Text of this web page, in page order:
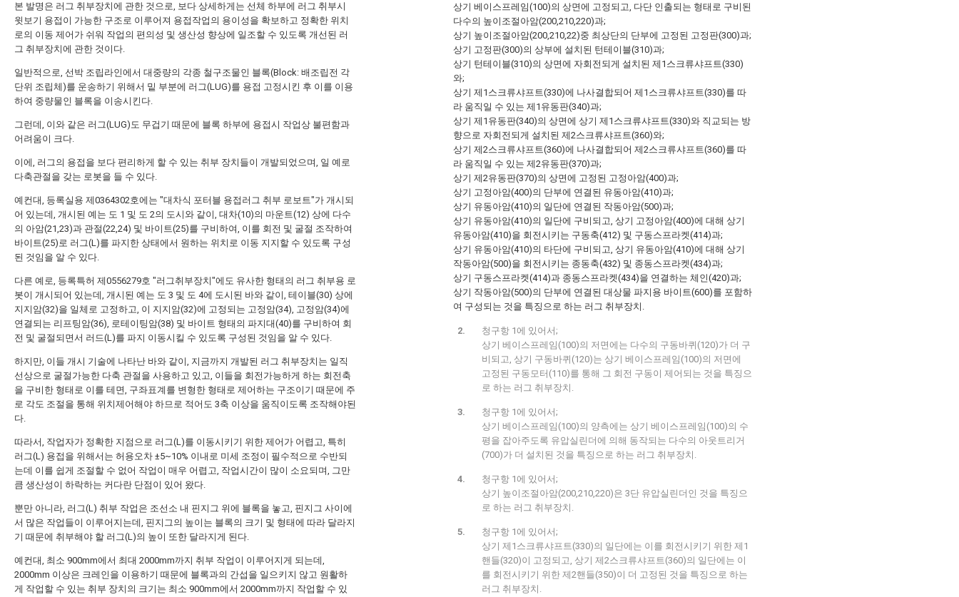
본 발명은 러그 취부장치에 관한 것으로, 보다 상세하게는 선체 하부에 러그 취부시
윗보기 용접이 가능한 구조로 이루어져 용접작업의 용이성을 확보하고 정확한 위치
로의 이동 제어가 쉬워 작업의 편의성 및 생산성 향상에 일조할 수 있도록 개선된 러
그 취부장치에 관한 것이다.
일반적으로, 선박 조립라인에서 대중량의 각종 철구조물인 블록(Block: 배조립전 각
단위 조립체)를 운송하기 위해서 밑 부분에 러그(LUG)를 용접 고정시킨 후 이를 이용
하여 중량물인 블록을 이송시킨다.
그런데, 이와 같은 러그(LUG)도 무겁기 때문에 블록 하부에 용접시 작업상 불편함과
어려움이 크다.
이에, 러그의 용접을 보다 편리하게 할 수 있는 취부 장치들이 개발되었으며, 일 예로
다축관절을 갖는 로봇을 들 수 있다.
예컨대, 등록실용 제0364302호에는 "대차식 포터블 용접러그 취부 로보트"가 개시되
어 있는데, 개시된 예는 도 1 및 도 2의 도시와 같이, 대차(10)의 마운트(12) 상에 다수
의 아암(21,23)과 관절(22,24) 및 바이트(25)를 구비하여, 이를 회전 및 굴절 조작하여
바이트(25)로 러그(L)를 파지한 상태에서 원하는 위치로 이동 지지할 수 있도록 구성
된 것임을 알 수 있다.
다른 예로, 등록특허 제0556279호 "러그취부장치"에도 유사한 형태의 러그 취부용 로
봇이 개시되어 있는데, 개시된 예는 도 3 및 도 4에 도시된 바와 같이, 테이블(30) 상에
지지암(32)을 일체로 고정하고, 이 지지암(32)에 고정되는 고정암(34), 고정암(34)에
연결되는 리프팅암(36), 로테이팅암(38) 및 바이트 형태의 파지대(40)를 구비하여 회
전 및 굴절되면서 러드(L)를 파지 이동시킬 수 있도록 구성된 것임을 알 수 있다.
하지만, 이들 개시 기술에 나타난 바와 같이, 지금까지 개발된 러그 취부장치는 일직
선상으로 굴절가능한 다축 관절을 사용하고 있고, 이들을 회전가능하게 하는 회전축
을 구비한 형태로 이를 테면, 구좌표계를 변형한 형태로 제어하는 구조이기 때문에 주
로 각도 조절을 통해 위치제어해야 하므로 적어도 3축 이상을 움직이도록 조작해야된
다.
따라서, 작업자가 정확한 지점으로 러그(L)를 이동시키기 위한 제어가 어렵고, 특히
러그(L) 용접을 위해서는 허용오차 ±5~10% 이내로 미세 조정이 필수적으로 수반되
는데 이를 쉽게 조절할 수 없어 작업이 매우 어렵고, 작업시간이 많이 소요되며, 그만
큼 생산성이 하락하는 커다란 단점이 있어 왔다.
뿐만 아니라, 러그(L) 취부 작업은 조선소 내 핀지그 위에 블록을 놓고, 핀지그 사이에
서 많은 작업들이 이루어지는데, 핀지그의 높이는 블록의 크기 및 형태에 따라 달라지
기 때문에 취부해야 할 러그(L)의 높이 또한 달라지게 된다.
예컨대, 최소 900mm에서 최대 2000mm까지 취부 작업이 이루어지게 되는데,
2000mm 이상은 크레인을 이용하기 때문에 블록과의 간섭을 일으키지 않고 원활하
게 작업할 수 있는 취부 장치의 크기는 최소 900mm에서 2000mm까지 작업할 수 있
상기 베이스프레임(100)의 상면에 고정되고, 다단 인출되는 형태로 구비된
다수의 높이조절아암(200,210,220)과;
상기 높이조절아암(200,210,22)중 최상단의 단부에 고정된 고정판(300)과;
상기 고정판(300)의 상부에 설치된 턴테이블(310)과;
상기 턴테이블(310)의 상면에 자회전되게 설치된 제1스크류샤프트(330)
와;
상기 제1스크류샤프트(330)에 나사결합되어 제1스크류샤프트(330)를 따
라 움직일 수 있는 제1유동판(340)과;
상기 제1유동판(340)의 상면에 상기 제1스크류샤프트(330)와 직교되는 방
향으로 자회전되게 설치된 제2스크류샤프트(360)와;
상기 제2스크류샤프트(360)에 나사결합되어 제2스크류샤프트(360)를 따
라 움직일 수 있는 제2유동판(370)과;
상기 제2유동판(370)의 상면에 고정된 고정아암(400)과;
상기 고정아암(400)의 단부에 연결된 유동아암(410)과;
상기 유동아암(410)의 일단에 연결된 작동아암(500)과;
상기 유동아암(410)의 일단에 구비되고, 상기 고정아암(400)에 대해 상기
유동아암(410)을 회전시키는 구동축(412) 및 구동스프라켓(414)과;
상기 유동아암(410)의 타단에 구비되고, 상기 유동아암(410)에 대해 상기
작동아암(500)을 회전시키는 종동축(432) 및 종동스프라켓(434)과;
상기 구동스프라켓(414)과 종동스프라켓(434)을 연결하는 체인(420)과;
상기 작동아암(500)의 단부에 연결된 대상물 파지용 바이트(600)를 포함하
여 구성되는 것을 특징으로 하는 러그 취부장치.
청구항 1에 있어서;
상기 베이스프레임(100)의 저면에는 다수의 구동바퀴(120)가 더 구
비되고, 상기 구동바퀴(120)는 상기 베이스프레임(100)의 저면에
고정된 구동모터(110)를 통해 그 회전 구동이 제어되는 것을 특징으
로 하는 러그 취부장치.
청구항 1에 있어서;
상기 베이스프레임(100)의 양측에는 상기 베이스프레임(100)의 수
평을 잡아주도록 유압실린더에 의해 동작되는 다수의 아웃트리거
(700)가 더 설치된 것을 특징으로 하는 러그 취부장치.
청구항 1에 있어서;
상기 높이조절아암(200,210,220)은 3단 유압실린더인 것을 특징으
로 하는 러그 취부장치.
청구항 1에 있어서;
상기 제1스크류샤프트(330)의 일단에는 이를 회전시키기 위한 제1
핸들(320)이 고정되고, 상기 제2스크류샤프트(360)의 일단에는 이
를 회전시키기 위한 제2핸들(350)이 더 고정된 것을 특징으로 하는
러그 취부장치.